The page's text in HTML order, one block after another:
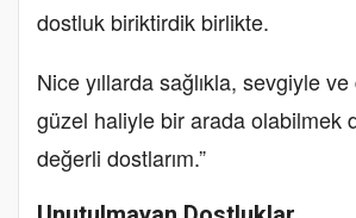
dostluk biriktirdik birlikte.
Nice yıllarda sağlıkla, sevgiyle
güzel haliyle bir arada olabilmek
değerli dostlarım.”